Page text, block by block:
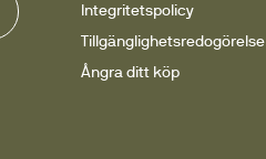
Integritetspolicy
Tillgänglighetsredogörelse
Ångra ditt köp